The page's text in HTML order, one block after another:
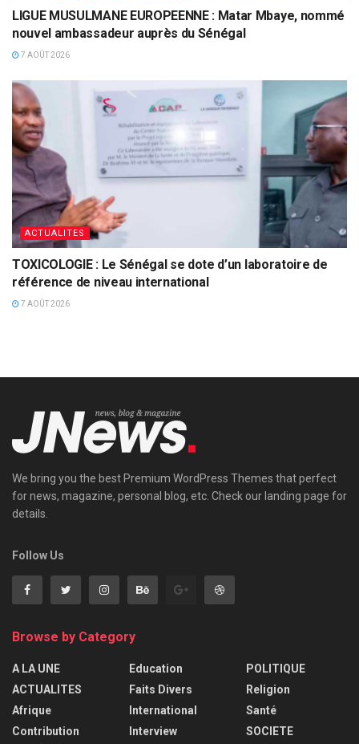
LIGUE MUSULMANE EUROPEENNE : Matar Mbaye, nommé
nouvel ambassadeur auprès du Sénégal
7 AOÛT 2026
ACTUALITES
TOXICOLOGIE : Le Sénégal se dote d’un laboratoire de
référence de niveau international
7 AOÛT 2026
We bring you the best Premium WordPress Themes that perfect
for news, magazine, personal blog, etc. Check our landing page for
details.
Follow Us
Browse by Category
A LA UNE
ACTUALITES
Afrique
Contribution
Education
Faits Divers
International
Interview
POLITIQUE
Religion
Santé
SOCIETE